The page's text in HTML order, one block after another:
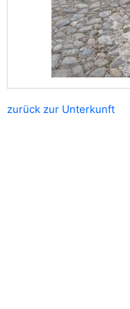
zurück zur Unterkunft